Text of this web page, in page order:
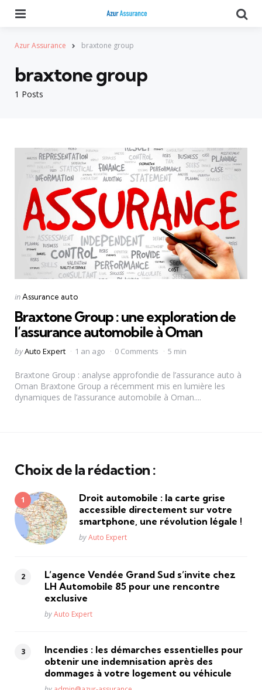
Azur Assurance braxtone group
1 Posts
braxtone group
Categories
Posted
inAssurance auto
Braxtone Group : une exploration de
l’assurance automobile à Oman
Posted
byAuto Expert 1 an ago 0 Comments 5 min
Braxtone Group : analyse approfondie de l’assurance auto à
Oman Braxtone Group a récemment mis en lumière les
dynamiques de l’assurance automobile à Oman....
Choix de la rédaction :
Droit automobile : la carte grise
accessible directement sur votre
smartphone, une révolution légale !
Posted
byAuto Expert
L’agence Vendée Grand Sud s’invite chez
LH Automobile 85 pour une rencontre
exclusive
Posted
byAuto Expert
Incendies : les démarches essentielles pour
obtenir une indemnisation après des
dommages à votre logement ou véhicule